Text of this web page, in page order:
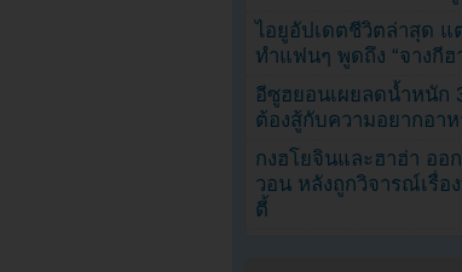
ไอยูอัปเดตชีวิตล่าสุด แ
ทำแฟนๆ พูดถึง “จางกีฮ
อีซูฮยอนเผยลดน้ำหนัก
ต้องสู้กับความอยากอาห
กงฮโยจินและฮาฮ่า ออ
วอน หลังถูกวิจารณ์เรื่อ
ตี้